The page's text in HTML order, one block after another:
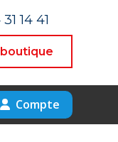
14 41
Compte